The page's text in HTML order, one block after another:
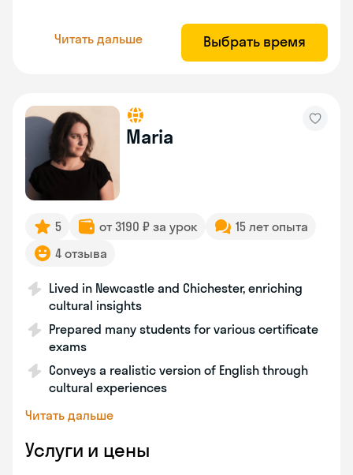
Читать дальше Выбрать время
Maria
5 от 3190 ₽ за урок
15 лет опыта
4 отзыва
Lived in Newcastle and Chichester, enriching
cultural insights
Prepared many students for various certificate
exams
Conveys a realistic version of English through
cultural experiences
Читать дальше
Услуги и цены